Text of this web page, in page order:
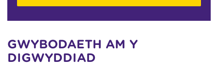
GWYBODAETH AM Y
DIGWYDDIAD